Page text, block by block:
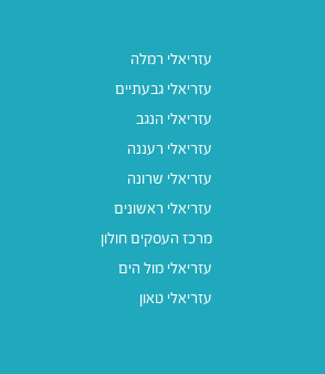
עזריאלי רמלה
עזריאלי גבעתיים
עזריאלי הנגב
עזריאלי רעננה
עזריאלי שרונה
עזריאלי ראשונים
מרכז העסקים חולון
עזריאלי מול הים
עזריאלי טאון